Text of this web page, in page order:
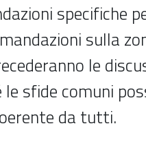
specifiche
sulla
le
sfide comuni
da tutti.